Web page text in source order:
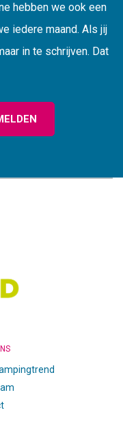
hebben we ook een
iedere maand. Als jij
in te schrijven. Dat